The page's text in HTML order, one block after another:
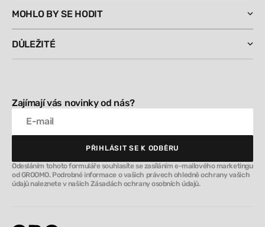
MOHLO BY SE HODIT
DŮLEŽITÉ
Zajímají vás novinky od nás?
E-mail
PŘIHLÁSIT SE K ODBĚRU
PŘIHLÁSIT SE K ODBĚRU
Odesláním tohoto formuláře souhlasíte se zasíláním e-mailového marketingu
od GROOMO. Podrobné informace o vašich právech ohledně ochrany vašich
údajů naleznete v našich Zásadách ochrany osobních údajů.